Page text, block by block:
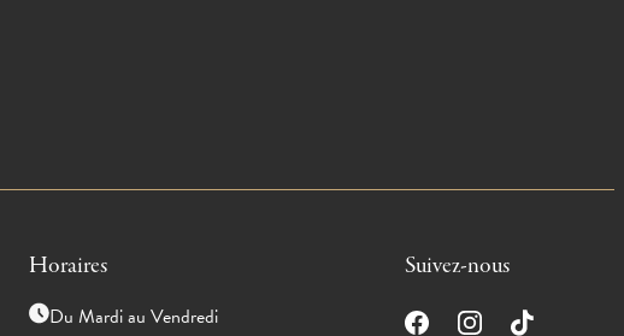
Horaires
Du Mardi au Vendredi
Suivez-nous